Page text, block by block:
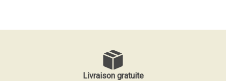
Livraison gratuite